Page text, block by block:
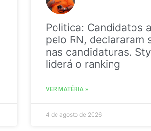
Politica: Candidatos
pelo RN, declararam
nas candidaturas.
liderá o ranking
VER MATÉRIA »
4 de agosto de 2026